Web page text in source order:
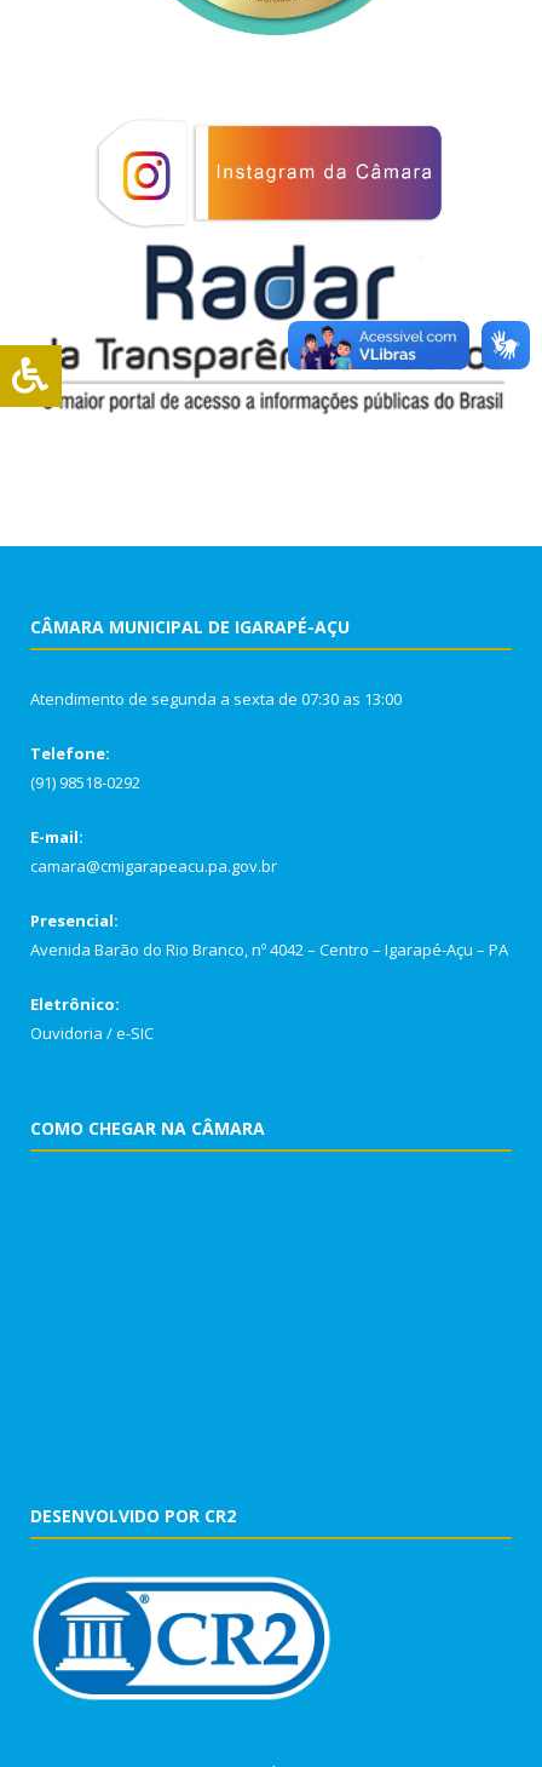
CÂMARA MUNICIPAL DE IGARAPÉ-AÇU
Atendimento de segunda a sexta de 07:30 as 13:00
Telefone:
(91) 98518-0292
E-mail:
camara@cmigarapeacu.pa.gov.br
Presencial:
Avenida Barão do Rio Branco, nº 4042 – Centro – Igarapé-Açu – PA
Eletrônico:
Ouvidoria /e-SIC
COMO CHEGAR NA CÂMARA
DESENVOLVIDO POR CR2